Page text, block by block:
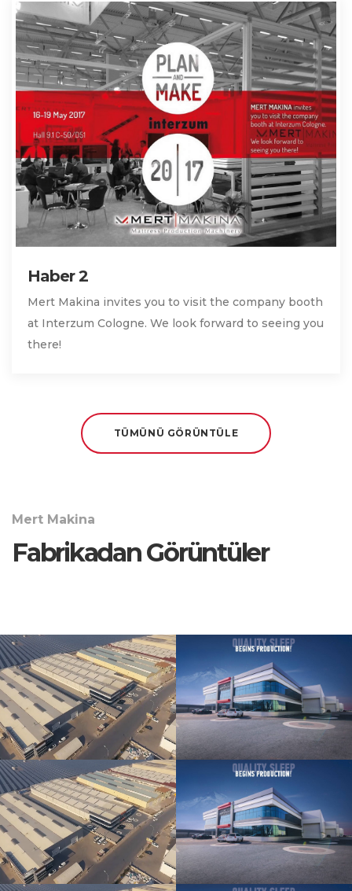
Haber 2
Mert Makina invites you to visit the company booth
at Interzum Cologne. We look forward to seeing you
there!
TÜMÜNÜ GÖRÜNTÜLE
Mert Makina
Fabrikadan Görüntüler